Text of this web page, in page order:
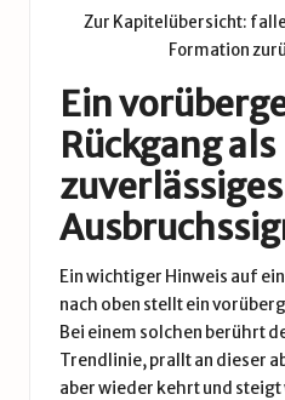
Zur Kapitelübersicht:
Formation
Ein
Rückgang als
zuverlässiges
Ein wichtiger Hinweis auf
nach oben stellt ein
Bei einem solchen berührt
Trendlinie, prallt an dieser
aber wieder kehrt und